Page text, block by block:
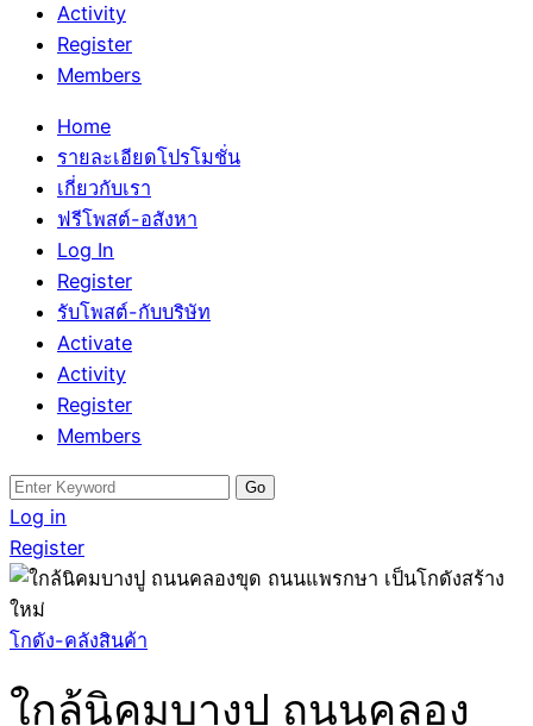
Activity
Register
Members
Home
รายละเอียดโปรโมชั่น
เกี่ยวกับเรา
ฟรีโพสต์-อสังหา
Log In
Register
รับโพสต์-กับบริษัท
Activate
Activity
Register
Members
Search
for:
Log in
Register
โกดัง-คลังสินค้า
ใกล้นิคมบางปู ถนนคลอง